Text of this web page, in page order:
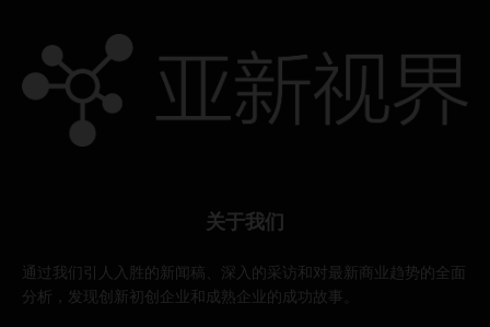
关于我们
通过我们引人入胜的新闻稿、深入的采访和对最新商业趋势的全面
分析，发现创新初创企业和成熟企业的成功故事。